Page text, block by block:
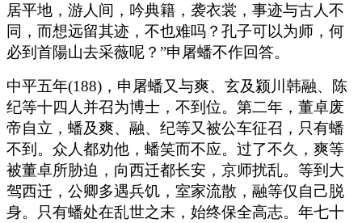
居平地，游人间，吟典籍，袭衣裳，事迹与古人不
同，而想远留其迹，不也难吗？孔子可以为师，何
必到首陽山去采薇呢？”申屠蟠不作回答。
中平五年(188)，申屠蟠又与爽、玄及颍川韩融、陈
纪等十四人并召为博士，不到位。第二年，董卓废
帝自立，蟠及爽、融、纪等又被公车征召，只有蟠
不到。众人都劝他，蟠笑而不应。过了不久，爽等
被董卓所胁迫，向西迁都长安，京师扰乱。等到大
驾西迁，公卿多遇兵饥，室家流散，融等仅自己脱
身。只有蟠处在乱世之末，始终保全高志。年七十